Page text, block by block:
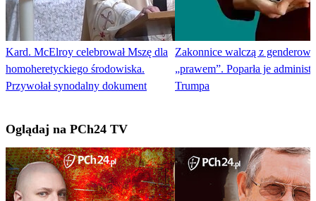
Kard. McElroy celebrował Mszę dla
homoheretyckiego środowiska.
Przywołał synodalny dokument
Zakonnice walczą z
„prawem”. Poparła je
Trumpa
Oglądaj na PCh24 TV